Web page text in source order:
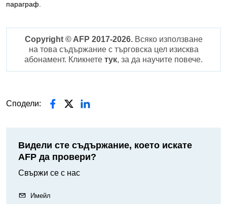
параграф.
Copyright © AFP 2017-2026.Всяко използване
на това съдържание с търговска цел изисква
абонамент. Кликнете тук, за да научите повече.
Сподели:
Видели сте съдържание, което искате
AFP да провери?
Свържи се с нас
Имейл